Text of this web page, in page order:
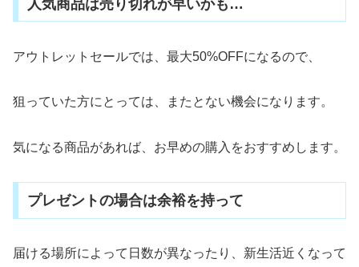
人気商品は売り切れが早いかも…
アウトレットセールでは、最大50%OFFになるので、
狙っていた方にとっては、またとない機会になります。
気になる商品があれば、お早めの購入をおすすめします。
プレゼントの場合は余裕を持って
届ける場所によって日数が異なったり、新生活近くなって